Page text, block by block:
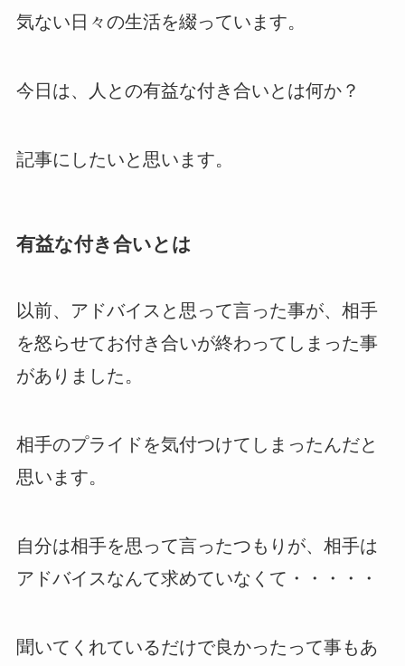
気ない日々の生活を綴っています。
今日は、人との有益な付き合いとは何か？
記事にしたいと思います。
有益な付き合いとは
以前、アドバイスと思って言った事が、相手
を怒らせてお付き合いが終わってしまった事
がありました。
相手のプライドを気付つけてしまったんだと
思います。
自分は相手を思って言ったつもりが、相手は
アドバイスなんて求めていなくて・・・・・
聞いてくれているだけで良かったって事もあ